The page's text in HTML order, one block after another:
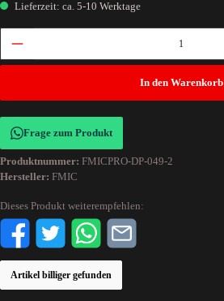
Lieferzeit: ca. 5-10 Werktage
In den Warenkorb
Frage zum Produkt
Produktnummer: FMICPRO-DP-049-2
Hersteller: FMIC
Dieses Produkt weiterempfehlen:
Artikel billiger gefunden